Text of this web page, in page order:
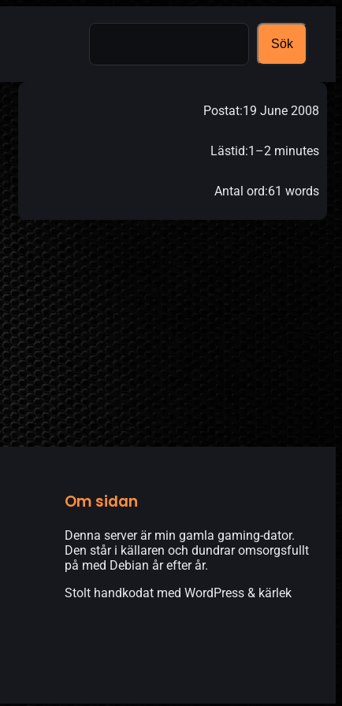
Search
Sök
Postat:19 June 2008
Lästid:1–2 minutes
Antal ord:61 words
Om sidan
Denna server är min gamla gaming-dator.
Den står i källaren och dundrar omsorgsfullt
på med Debian år efter år.
Stolt handkodat med WordPress & kärlek